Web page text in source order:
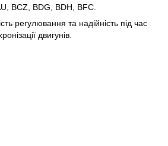
BCZ, BDG, BDH, BFC.
регулювання та надійність під час
двигунів.